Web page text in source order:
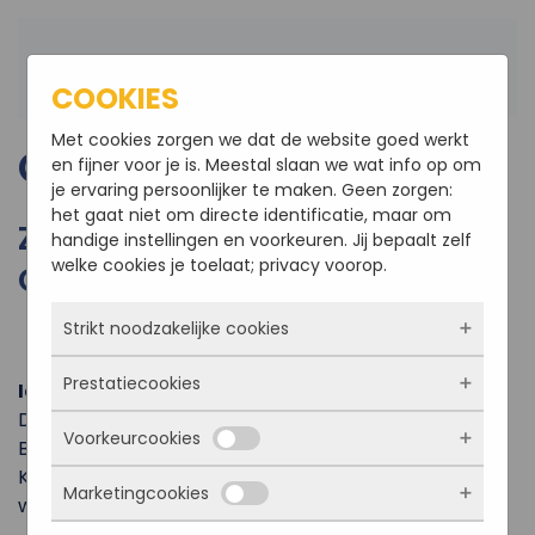
COOKIES
ZO GAAN WIJ OM MET
COOKIES EN JOUW GEGEVENS
Identiteit
Deze privacyverklaring wordt gebruikt door ASR
Bouwbedrijf, ingeschreven bij de Kamer van
Koophandel onder nummer 55537995 op de
websitewww.asrbouw.nl
COOKIES
Met cookies zorgen we dat de website goed werkt
en fijner voor je is. Meestal slaan we wat info op om
je ervaring persoonlijker te maken. Geen zorgen:
het gaat niet om directe identificatie, maar om
handige instellingen en voorkeuren. Jij bepaalt zelf
welke cookies je toelaat; privacy voorop.
Strikt noodzakelijke cookies
Deze cookies zorgen ervoor dat de website
überhaupt werkt. Ze zijn dus altijd actief en
kunnen niet worden uitgezet. Meestal worden
ze alleen geplaatst als jij iets doet, zoals
inloggen, een formulier invullen of je
privacyvoorkeuren opslaan. Je kunt je browser
Prestatiecookies
Met deze cookies zien we hoe vaak onze site
bezocht wordt, waar bezoekers vandaan
komen en welke pagina’s populair zijn. Zo
kunnen we de website blijven verbeteren.
Voorkeurcookies
Deze cookies onthouden jouw voorkeuren.
Bijvoorbeeld taalkeuze of ingevulde gegevens.
Marketingcookies